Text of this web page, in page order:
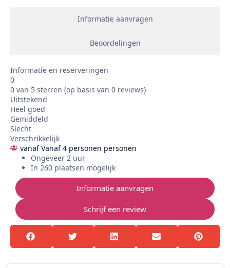
Informatie aanvragen
Beoordelingen
Informatie en reserveringen
0
0 van 5 sterren (op basis van 0 reviews)
Uitstekend
Heel goed
Gemiddeld
Slecht
Verschrikkelijk
vanaf Vanaf 4 personen personen
Ongeveer 2 uur
In 260 plaatsen mogelijk
Informatie aanvragen
Schrijf een review